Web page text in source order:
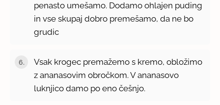
penasto umešamo. Dodamo ohlajen puding
in vse skupaj dobro premešamo, da ne bo
grudic
Vsak krogec premažemo s kremo, obložimo
z ananasovim obročkom. V ananasovo
luknjico damo po eno češnjo.